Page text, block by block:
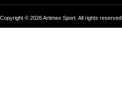
Copyright © 2026 Artimex Sport. All rights reserved.